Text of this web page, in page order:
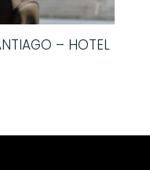
– HOTEL